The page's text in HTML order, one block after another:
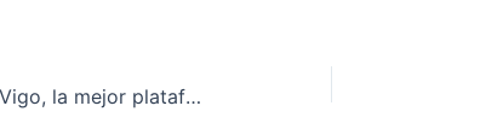
Diseño WordPress Vigo, la mejor plataforma para el diseño y desarrollo de tu web, según los expertos